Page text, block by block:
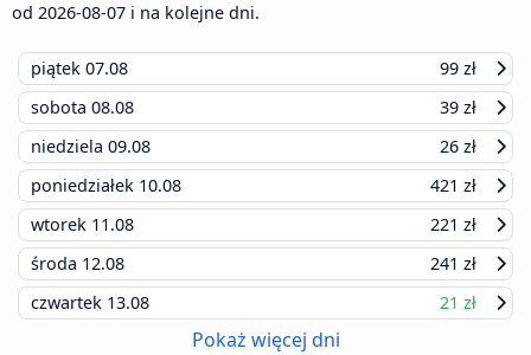
od 2026-08-07 i na kolejne dni.
piątek 07.08
99 zł
sobota 08.08
39 zł
niedziela 09.08
26 zł
poniedziałek 10.08
421 zł
wtorek 11.08
221 zł
środa 12.08
241 zł
czwartek 13.08 21 zł
Pokaż więcej dni